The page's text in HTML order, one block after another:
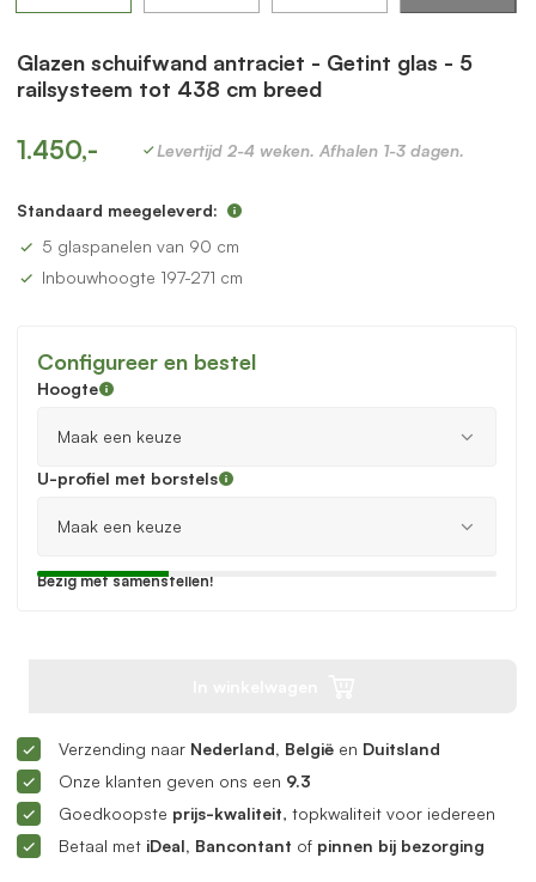
Glazen schuifwand antraciet - Getint glas - 5
railsysteem tot 438 cm breed
1.450,- Levertijd 2-4 weken. Afhalen 1-3 dagen.
Standaard meegeleverd:
5 glaspanelen van 90 cm
Inbouwhoogte 197-271 cm
Configureer en bestel
Hoogte
U-profiel met borstels
Bezig met samenstellen!
Verzending naar Nederland, België en Duitsland
Onze klanten geven ons een 9.3
Goedkoopste prijs-kwaliteit, topkwaliteit voor iedereen
Betaal met iDeal, Bancontant of pinnen bij bezorging